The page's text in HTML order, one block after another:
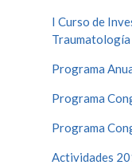
I Curso de
Programa
Programa
Programa
Actividades